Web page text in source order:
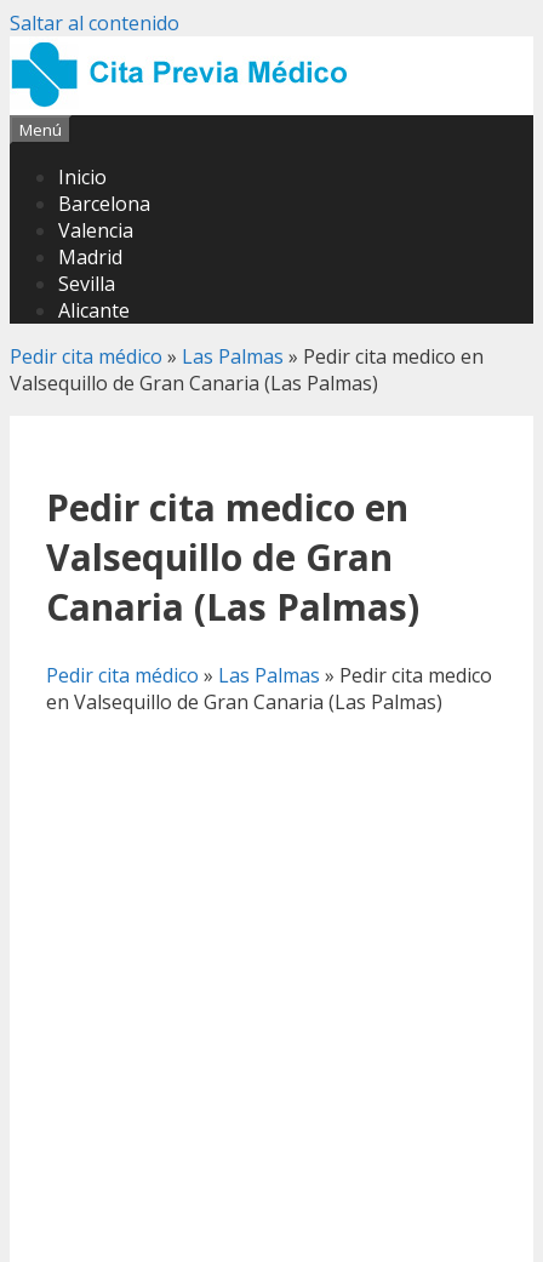
Saltar al contenido
Menú
Inicio
Barcelona
Valencia
Madrid
Sevilla
Alicante
Pedir cita médico » Las Palmas » Pedir cita medico en
Valsequillo de Gran Canaria (Las Palmas)
Pedir cita medico en
Valsequillo de Gran
Canaria (Las Palmas)
Pedir cita médico » Las Palmas » Pedir cita medico
en Valsequillo de Gran Canaria (Las Palmas)